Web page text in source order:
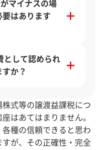
マイナスの場
はあります
として認められ
か？
式等の譲渡益課税につ
はあてはまりません。
種の信頼できると思わ
が、その正確性・完全